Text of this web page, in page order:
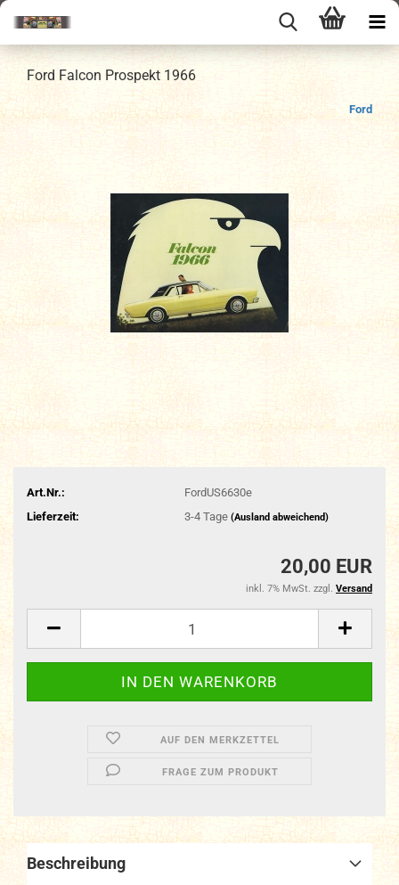
Ford Falcon Prospekt 1966
Ford
Art.Nr.:
FordUS6630e
Lieferzeit:
3-4 Tage (Ausland abweichend)
20,00 EUR
inkl. 7% MwSt. zzgl. Versand
AUF DEN MERKZETTEL
FRAGE ZUM PRODUKT
Beschreibung